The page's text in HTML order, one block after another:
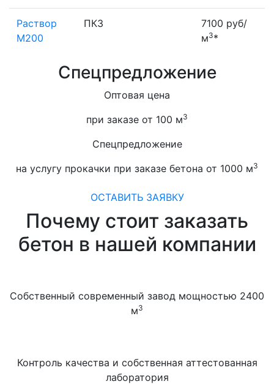
Раствор
М200
ПК3
7100 руб/
м3*
Спецпредложение
Оптовая цена
при заказе от 100 м3
Спецпредложение
на услугу прокачки при заказе бетона от 1000 м3
ОСТАВИТЬ ЗАЯВКУ
Почему стоит заказать
бетон в нашей компании
Собственный современный завод мощностью 2400
м3
Контроль качества и собственная аттестованная
лаборатория